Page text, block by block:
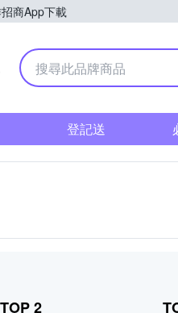
商App下載
Yahoo購物中心
登記送
TOP 2